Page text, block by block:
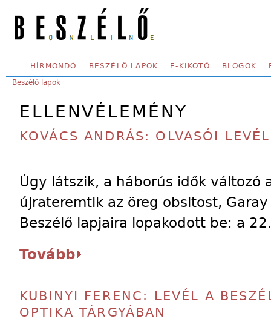
SECONDARY MENU
HÍRMONDÓ BESZÉLŐ LAPOK E-KIKÖTŐ BLOGOK
YOU ARE HERE:
Beszélő lapok
ELLENVÉLEMÉNY
KOVÁCS ANDRÁS: OLVASÓI LEVÉL
Úgy látszik, a háborús idők változó
újrateremtik az öreg obsitost,
Beszélő lapjaira lopakodott be: a 22.
Tovább
KUBINYI FERENC: LEVÉL A
OPTIKA TÁRGYÁBAN